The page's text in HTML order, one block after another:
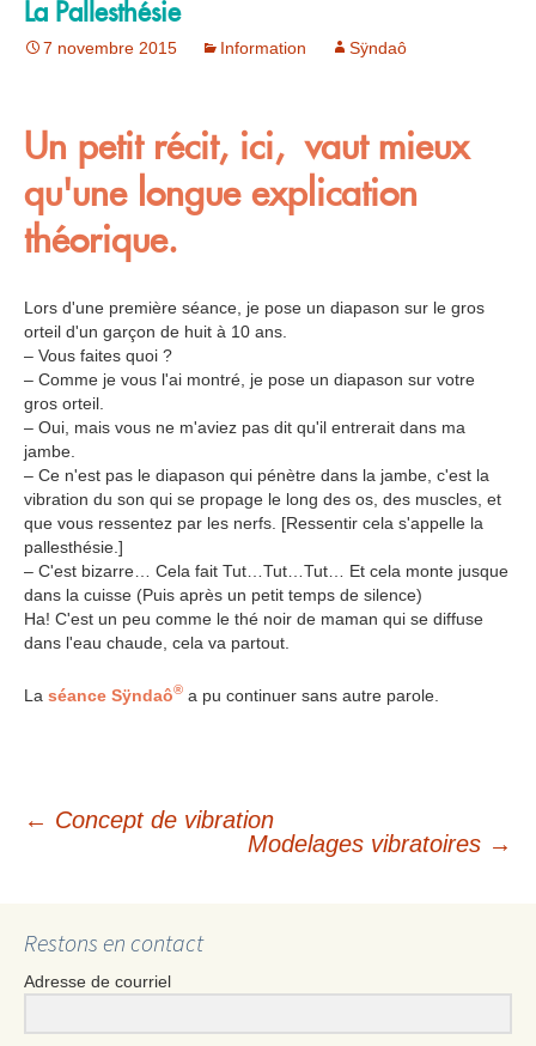
La Pallesthésie
7 novembre 2015 Information Sÿndaô
Un petit récit, ici, vaut mieux
qu'une longue explication
théorique.
Lors d'une première séance, je pose un diapason sur le gros
orteil d'un garçon de huit à 10 ans.
– Vous faites quoi ?
– Comme je vous l'ai montré, je pose un diapason sur votre
gros orteil.
– Oui, mais vous ne m'aviez pas dit qu'il entrerait dans ma
jambe.
– Ce n'est pas le diapason qui pénètre dans la jambe, c'est la
vibration du son qui se propage le long des os, des muscles, et
que vous ressentez par les nerfs. [Ressentir cela s'appelle la
pallesthésie.]
– C'est bizarre… Cela fait Tut…Tut…Tut… Et cela monte jusque
dans la cuisse (Puis après un petit temps de silence)
Ha! C'est un peu comme le thé noir de maman qui se diffuse
dans l'eau chaude, cela va partout.
La séance Sÿndaô® a pu continuer sans autre parole.
Navigation
articles
← Concept de vibration
Modelages vibratoires →
Restons en contact
Adresse de courriel